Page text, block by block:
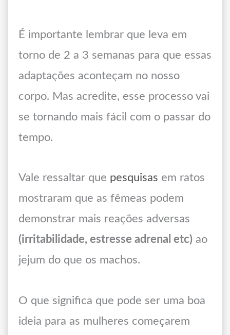
É importante lembrar que leva em
torno de 2 a 3 semanas para que essas
adaptações aconteçam no nosso
corpo. Mas acredite, esse processo vai
se tornando mais fácil com o passar do
tempo.
Vale ressaltar que pesquisas em ratos
mostraram que as fêmeas podem
demonstrar mais reações adversas
(irritabilidade, estresse adrenal etc) ao
jejum do que os machos.
O que significa que pode ser uma boa
ideia para as mulheres começarem